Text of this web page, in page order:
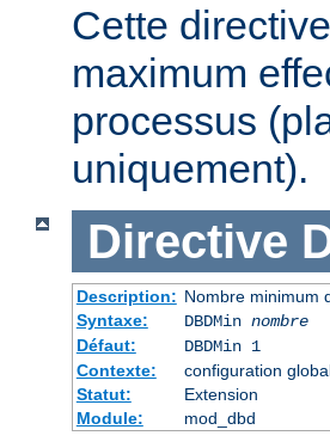
Cette
maximum
processus
uniquement).
Directive
Description: Nombre minimum
Syntaxe:
DBDMin nombre
Défaut:
DBDMin 1
Contexte:
configuration
Statut:
Extension
Module:
mod_dbd